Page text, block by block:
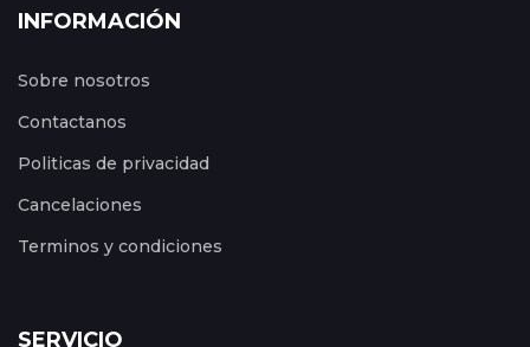
INFORMACIÓN
Sobre nosotros
Contactanos
Politicas de privacidad
Cancelaciones
Terminos y condiciones
SERVICIO